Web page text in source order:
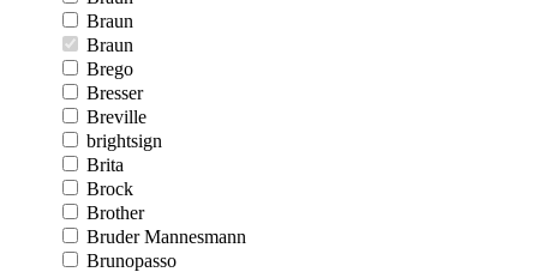
Braun
Braun
Brego
Bresser
Breville
brightsign
Brita
Brock
Brother
Bruder Mannesmann
Brunopasso